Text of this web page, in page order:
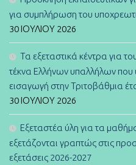
για συμπλήρωση του
30 ΙΟΥΛΊΟΥ 2026
Τα εξεταστικά κέντρα για
τέκνα Ελλήνων υπαλλήλων που
εισαγωγή στην Τριτοβάθμια
30 ΙΟΥΛΊΟΥ 2026
Εξεταστέα ύλη για τα
εξετάζονται γραπτώς στις
εξετάσεις 2026-2027